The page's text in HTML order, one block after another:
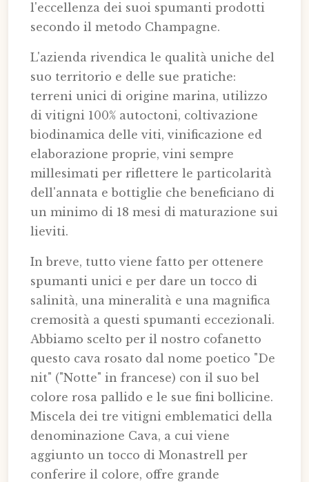
l'eccellenza dei suoi spumanti prodotti
secondo il metodo Champagne.
L'azienda rivendica le qualità uniche del
suo territorio e delle sue pratiche:
terreni unici di origine marina, utilizzo
di vitigni 100% autoctoni, coltivazione
biodinamica delle viti, vinificazione ed
elaborazione proprie, vini sempre
millesimati per riflettere le particolarità
dell'annata e bottiglie che beneficiano di
un minimo di 18 mesi di maturazione sui
lieviti.
In breve, tutto viene fatto per ottenere
spumanti unici e per dare un tocco di
salinità, una mineralità e una magnifica
cremosità a questi spumanti eccezionali.
Abbiamo scelto per il nostro cofanetto
questo cava rosato dal nome poetico "De
nit" ("Notte" in francese) con il suo bel
colore rosa pallido e le sue fini bollicine.
Miscela dei tre vitigni emblematici della
denominazione Cava, a cui viene
aggiunto un tocco di Monastrell per
conferire il colore, offre grande